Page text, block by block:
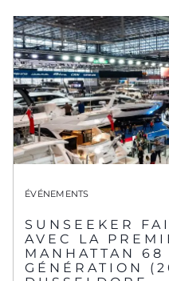
ÉVÉNEMENTS
SUNSEEKER
AVEC LA
MANHATTAN 68
GÉNÉRATION